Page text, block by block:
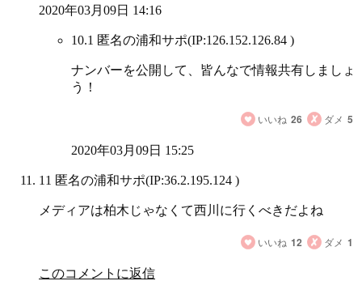
2020年03月09日 14:16
10.1 匿名の浦和サポ(IP:126.152.126.84 )
ナンバーを公開して、皆んなで情報共有しましょ
う！
いいね 26 ダメ 5
2020年03月09日 15:25
11 匿名の浦和サポ(IP:36.2.195.124 )
メディアは柏木じゃなくて西川に行くべきだよね
いいね 12 ダメ 1
このコメントに返信